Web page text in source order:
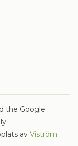
the Google
av Viström